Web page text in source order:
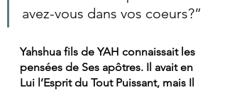
avez-vous dans vos coeurs?”
Yahshua fils de YAH connaissait les
pensées de Ses apôtres. Il avait en
Lui l’Esprit du Tout Puissant, mais Il